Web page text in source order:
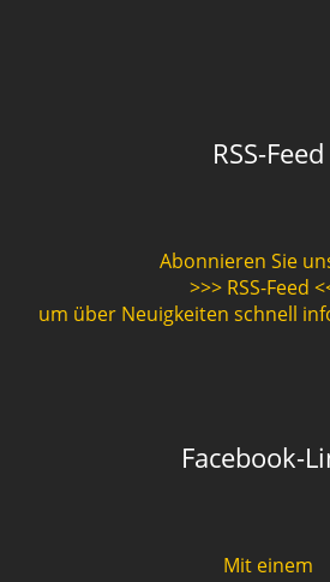
RSS-Feed
Abonnieren Sie
>>> RSS-Feed
um über Neuigkeiten schnell
Facebook-
Mit einem